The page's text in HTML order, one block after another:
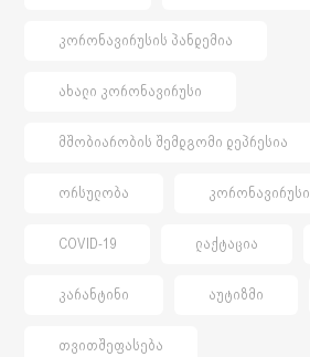
ᲙᲝᲠᲝᲜᲐᲕᲘᲠᲣᲡᲘᲡ ᲞᲐᲜᲓᲔᲛᲘᲐ
ᲐᲮᲐᲚᲘ ᲙᲝᲠᲝᲜᲐᲕᲘᲠᲣᲡᲘ
ᲛᲨᲝᲑᲘᲐᲠᲝᲑᲘᲡ ᲨᲔᲛᲓᲒᲝᲛᲘ ᲓᲔᲞᲠᲔᲡᲘᲐ
ᲝᲠᲡᲣᲚᲝᲑᲐ ᲙᲝᲠᲝᲜᲐᲕᲘᲠᲣᲡᲘ
COVID-19 ᲚᲐᲥᲢᲐᲪᲘᲐ
ᲙᲐᲠᲐᲜᲢᲘᲜᲘ ᲐᲣᲢᲘᲖᲛᲘ
ᲗᲕᲘᲗᲨᲔᲤᲐᲡᲔᲑᲐ